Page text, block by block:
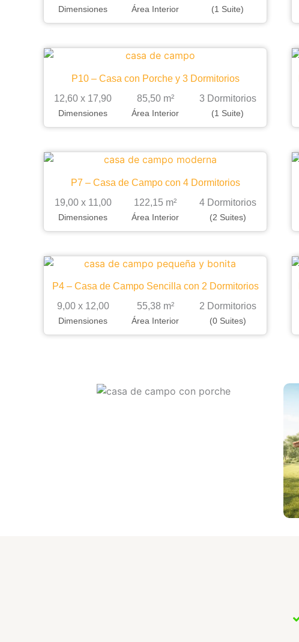
Dimensiones Área Interior (1 Suite)
P10 – Casa con Porche y 3 Dormitorios
12,60 x 17,90
Dimensiones
85,50 m²
Área Interior
3 Dormitorios
(1 Suite)
P7 – Casa de Campo con 4 Dormitorios
19,00 x 11,00
Dimensiones
122,15 m²
Área Interior
4 Dormitorios
(2 Suites)
P4 – Casa de Campo Sencilla con 2 Dormitorios
9,00 x 12,00
Dimensiones
55,38 m²
Área Interior
2 Dormitorios
(0 Suites)